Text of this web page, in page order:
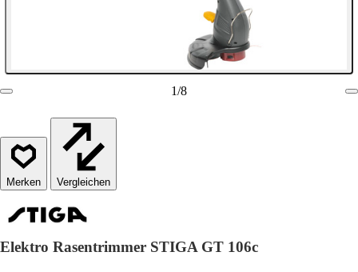
1/8
Vergleichen
Elektro Rasentrimmer STIGA GT 106c